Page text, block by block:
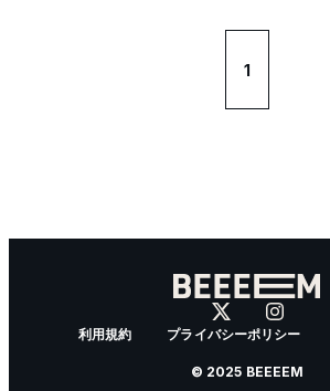
1
利用規約 プライバシーポリシー
© 2025 BEEEEM